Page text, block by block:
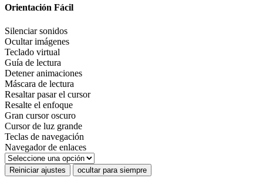
Orientación Fácil
Silenciar sonidos
Ocultar imágenes
Teclado virtual
Guía de lectura
Detener animaciones
Máscara de lectura
Resaltar pasar el cursor
Resalte el enfoque
Gran cursor oscuro
Cursor de luz grande
Teclas de navegación
Navegador de enlaces
Reiniciar ajustes ocultar para siempre